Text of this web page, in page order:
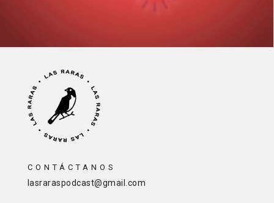
CONTÁCTANOS
lasraraspodcast@gmail.com